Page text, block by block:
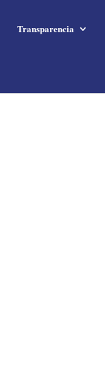
Transparencia